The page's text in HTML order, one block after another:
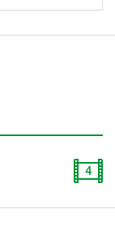
4